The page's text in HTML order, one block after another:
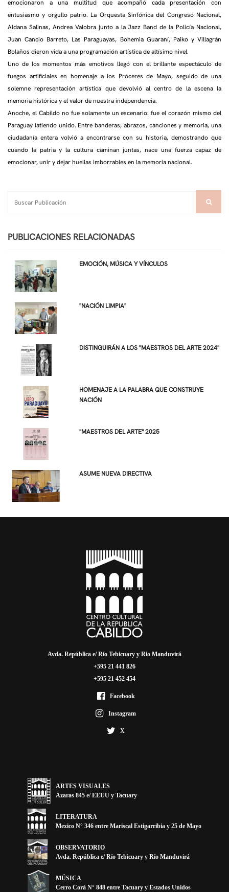
emocionaron a una multitud que acompañó cada presentación con
entusiasmo y orgullo patrio. La Orquesta Sinfónica del Congreso Nacional,
Aldana Salinas, Andrea Valobra junto a la Jazz Band de la Policía Nacional,
Juan Cancio Barreto, Las Paraguayas, Bohemia Guaraní, Paiko y Villagrán
Bolaños dieron vida a una programación artística de altísimo nivel.
Uno de los momentos más emotivos llegó con el brillante espectáculo de
fuegos artificiales en homenaje a los Próceres de Mayo, seguido de una
solemne representación artística que devolvió al centro de la escena la
memoria histórica y el valor de nuestra independencia.
Anoche, el Cabildo no fue solamente un escenario: fue el corazón mismo del
Paraguay latiendo unido. Entre banderas, abrazos, canciones y memoria, una
ciudadanía entera volvió a encontrarse con su historia, demostrando que
cuando la patria y la cultura caminan juntas, nace una fuerza capaz de
emocionar, unir y dejar huellas imborrables en la memoria nacional.
PUBLICACIONES RELACIONADAS
EMOCIÓN, MÚSICA Y VÍNCULOS
"NACIÓN LIMPIA"
DISTINGUIRÁN A LOS "MAESTROS DEL ARTE 2024"
HOMENAJE A LA PALABRA QUE CONSTRUYE
NACIÓN
"MAESTROS DEL ARTE" 2025
ASUME NUEVA DIRECTIVA
Avda. República e/ Río Tebicuary y Rio Manduvirá
+595 21 441 826
+595 21 452 454
Facebook
Instagram
X
ARTES VISUALES
Azaras 845 e/ EEUU y Tacuary
LITERATURA
Mexico N° 346 entre Mariscal Estigarribia y 25 de Mayo
OBSERVATORIO
Avda. República e/ Río Tebicuary y Río Manduvirá
MÚSICA
Cerro Corá N° 848 entre Tacuary y Estados Unidos